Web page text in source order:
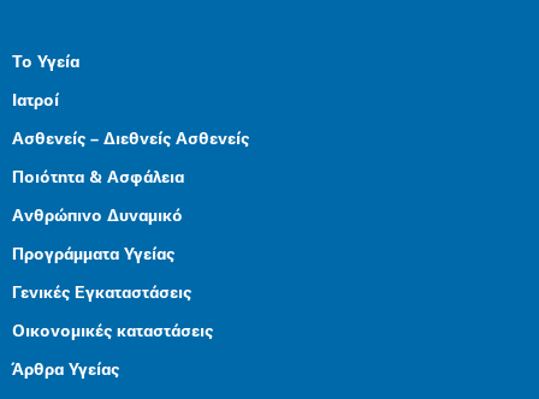
Το Υγεία
Ιατροί
Ασθενείς – Διεθνείς Ασθενείς
Ποιότητα & Ασφάλεια
Ανθρώπινο Δυναμικό
Προγράμματα Υγείας
Γενικές Εγκαταστάσεις
Οικονομικές καταστάσεις
Άρθρα Υγείας